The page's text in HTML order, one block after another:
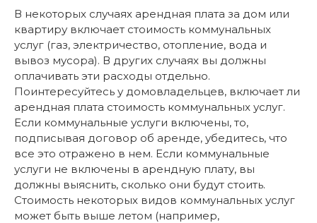
В некоторых случаях арендная плата за дом или
квартиру включает стоимость коммунальных
услуг (газ, электричество, отопление, вода и
вывоз мусора). В других случаях вы должны
оплачивать эти расходы отдельно.
Поинтересуйтесь у домовладельцев, включает ли
арендная плата стоимость коммунальных услуг.
Если коммунальные услуги включены, то,
подписывая договор об аренде, убедитесь, что
все это отражено в нем. Если коммунальные
услуги не включены в арендную плату, вы
должны выяснить, сколько они будут стоить.
Стоимость некоторых видов коммунальных услуг
может быть выше летом (например,